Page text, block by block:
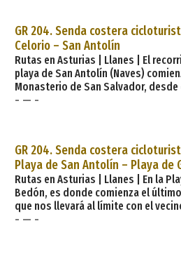
que nos permite disfrutar de una
GR 204. Senda costera
Celorio – San Antolín
Rutas en Asturias | Llanes | El
playa de San Antolín (Naves)
Monasterio de San Salvador,
dirección oeste, bordeando la playa
belleza de las Playas de Borizu, La
en
- — -
GR 204. Senda costera
Playa de San Antolín – Playa de
Rutas en Asturias | Llanes | En la
Bedón, es donde comienza el
que nos llevará al límite con el
Ribadesella. Comenzamos
- — -